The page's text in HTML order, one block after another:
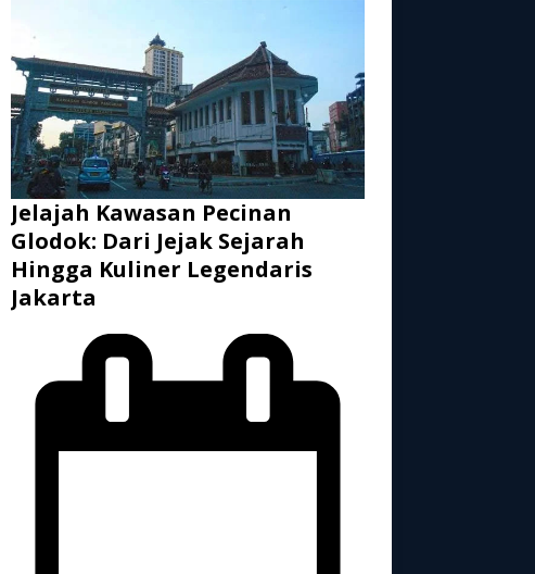
Jelajah Kawasan Pecinan
Glodok: Dari Jejak Sejarah
Hingga Kuliner Legendaris
Jakarta